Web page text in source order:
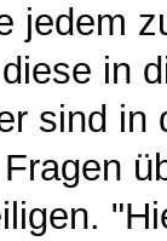
jedem
in
sind in